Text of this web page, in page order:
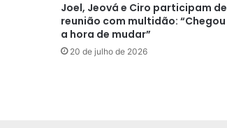
Joel, Jeová e Ciro participam de
reunião com multidão: “Chegou
a hora de mudar”
20 de julho de 2026